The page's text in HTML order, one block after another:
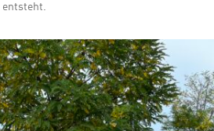
entsteht.